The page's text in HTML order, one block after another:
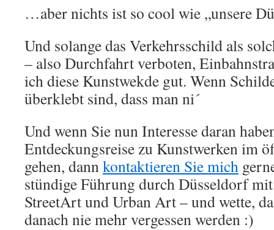
…aber nichts ist so cool wie „unsere
Und solange das Verkehrsschild als
– also Durchfahrt verboten,
ich diese Kunstwekde gut. Wenn
überklebt sind, dass man ni´
Und wenn Sie nun Interesse daran
Entdeckungsreise zu Kunstwerken im
gehen, dann kontaktieren Sie mich
stündige Führung durch Düsseldorf
StreetArt und Urban Art – und wette,
danach nie mehr vergessen werden :)